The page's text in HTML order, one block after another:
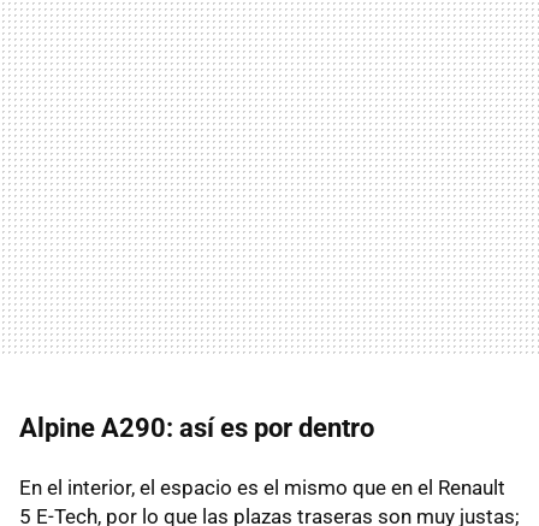
Alpine A290: así es por dentro
En el interior, el espacio es el mismo que en el Renault
5 E-Tech, por lo que las plazas traseras son muy justas;